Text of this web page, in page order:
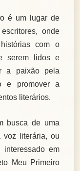
é um lugar de
onde
com o
serem lidos e
a paixão pela
e promover a
literários.
busca de uma
voz literária, ou
em
Meu Primeiro